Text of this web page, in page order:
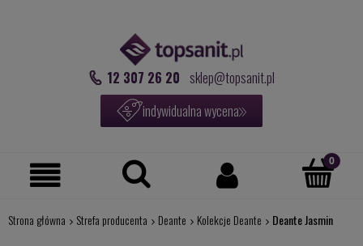
12 307 26 20 sklep@topsanit.pl
indywidualna wycena
Strona główna Strefa producenta Deante Kolekcje Deante Deante Jasmin